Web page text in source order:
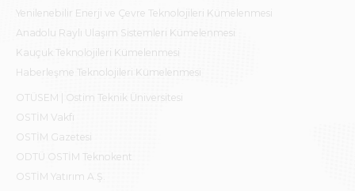
Yenilenebilir Enerji ve Çevre Teknolojileri Kümelenmesi
Anadolu Raylı Ulaşım Sistemleri Kümelenmesi
Kauçuk Teknolojileri Kümelenmesi
Haberleşme Teknolojileri Kümelenmesi
OTÜSEM | Ostim Teknik Üniversitesi
OSTİM Vakfı
OSTİM Gazetesi
ODTÜ OSTİM Teknokent
OSTİM Yatırım A.Ş.